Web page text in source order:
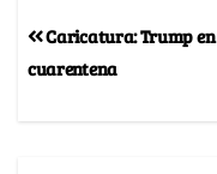
Caricatura: Trump en
cuarentena